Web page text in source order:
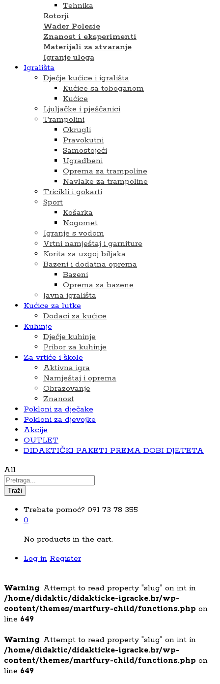
Tehnika
Rotorji
Wader Polesie
Znanost i eksperimenti
Materijali za stvaranje
Igranje uloga
Igrališta
Dječje kućice i igrališta
Kućice sa toboganom
Kućice
Ljuljačke i pješčanici
Trampolini
Okrugli
Pravokutni
Samostojeći
Ugradbeni
Oprema za trampoline
Navlake za trampoline
Tricikli i gokarti
Sport
Košarka
Nogomet
Igranje s vodom
Vrtni namještaj i garniture
Korita za uzgoj biljaka
Bazeni i dodatna oprema
Bazeni
Oprema za bazene
Javna igrališta
Kućice za lutke
Dodaci za kućice
Kuhinje
Dječje kuhinje
Pribor za kuhinje
Za vrtiće i škole
Aktivna igra
Namještaj i oprema
Obrazovanje
Znanost
Pokloni za dječake
Pokloni za djevojke
Akcije
OUTLET
DIDAKTIČKI PAKETI PREMA DOBI DJETETA
All
Traži
Trebate pomoć? 091 73 78 355
0
No products in the cart.
Log in Register
Warning: Attempt to read property "slug" on int in
/home/didaktic/didakticke-igracke.hr/wp-
content/themes/martfury-child/functions.php on
line 649
Warning: Attempt to read property "slug" on int in
/home/didaktic/didakticke-igracke.hr/wp-
content/themes/martfury-child/functions.php on
line 649